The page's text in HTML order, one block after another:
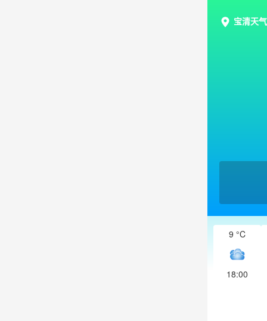
宝清天
9 °C
18:00